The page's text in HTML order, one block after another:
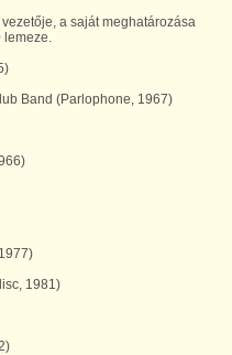
a saját meghatározása
lemeze.
Band (Parlophone, 1967)
1981)